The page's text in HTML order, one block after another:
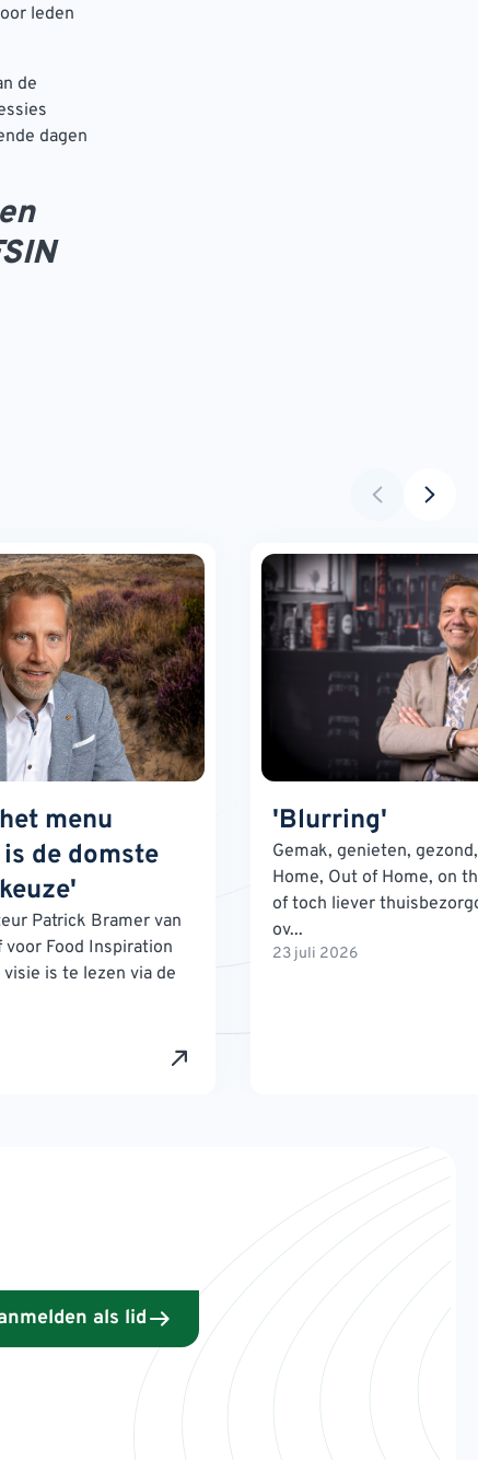
leden
de
dagen
menu
de domste
Patrick Bramer van
voor Food Inspiration
is te lezen via de
'Blurring'
Gemak, genieten,
Home, Out of Home, on
of toch liever
ov...
23 juli 2026
als lid